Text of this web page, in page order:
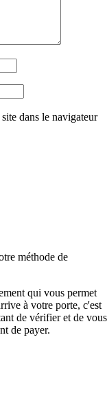
dans le navigateur
méthode de
qui vous permet
à votre porte, c'est
de vérifier et de vous
de payer.